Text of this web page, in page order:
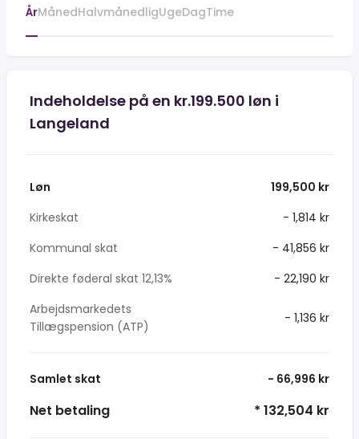
ÅrMånedHalvmånedligUgeDagTime
Indeholdelse på en kr.199.500 løn i
Langeland
Løn
199,500 kr
Kirkeskat
- 1,814 kr
Kommunal skat
- 41,856 kr
Direkte føderal skat 12,13%
- 22,190 kr
Arbejdsmarkedets
Tillægspension (ATP)
- 1,136 kr
Samlet skat - 66,996 kr
Net betaling * 132,504 kr